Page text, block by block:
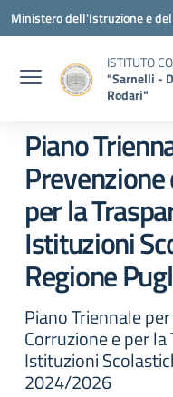
Vai ai contenuti
Vai al menu di navigazione
Vai al footer
Ministero dell'Istruzione e
ISTITUTO
"Sarnelli -
Rodari"
Piano
per la
Istituzioni
Regione
Piano Triennale
Corruzione e per
Istituzioni
2024/2026